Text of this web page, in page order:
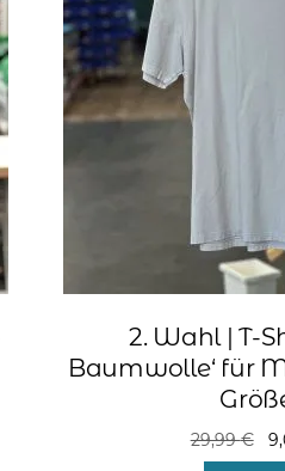
2. Wahl | T-
Baumwolle‘ für
29,99€